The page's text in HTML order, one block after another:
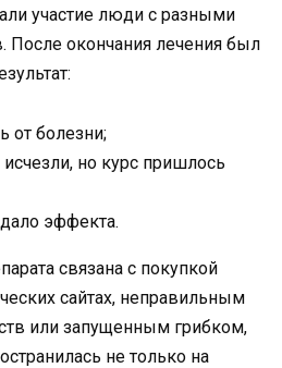
участие люди с разными
После окончания лечения был
от болезни;
но курс пришлось
эффекта.
связана с покупкой
сайтах, неправильным
или запущенным грибком,
не только на